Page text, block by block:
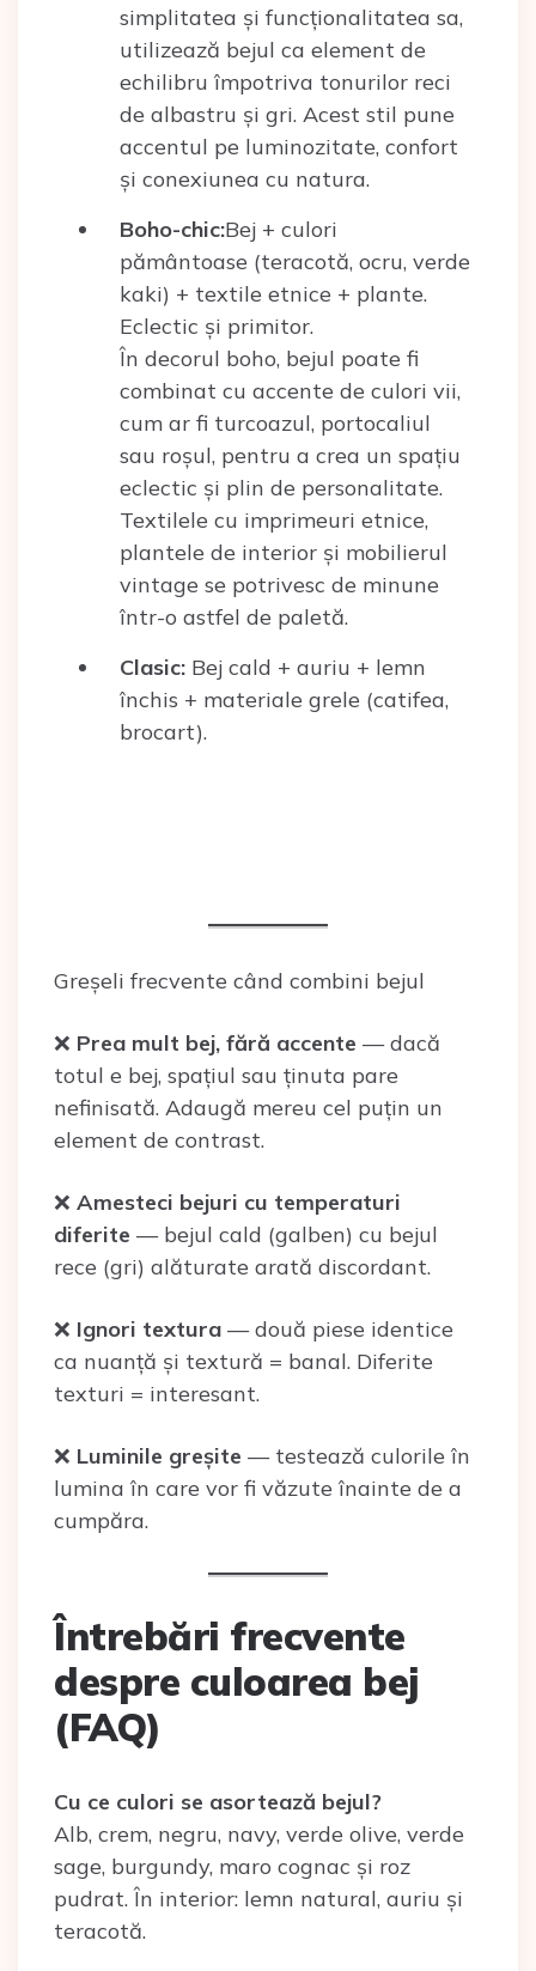
simplitatea și funcționalitatea sa,
utilizează bejul ca element de
echilibru împotriva tonurilor reci
de albastru și gri. Acest stil pune
accentul pe luminozitate, confort
și conexiunea cu natura.
Boho-chic:Bej + culori
pământoase (teracotă, ocru, verde
kaki) + textile etnice + plante.
Eclectic și primitor.
În decorul boho, bejul poate fi
combinat cu accente de culori vii,
cum ar fi turcoazul, portocaliul
sau roșul, pentru a crea un spațiu
eclectic și plin de personalitate.
Textilele cu imprimeuri etnice,
plantele de interior și mobilierul
vintage se potrivesc de minune
într-o astfel de paletă.
Clasic: Bej cald + auriu + lemn
închis + materiale grele (catifea,
brocart).
Greșeli frecvente când combini bejul
❌ Prea mult bej, fără accente — dacă
totul e bej, spațiul sau ținuta pare
nefinisată. Adaugă mereu cel puțin un
element de contrast.
❌ Amesteci bejuri cu temperaturi
diferite — bejul cald (galben) cu bejul
rece (gri) alăturate arată discordant.
❌ Ignori textura — două piese identice
ca nuanță și textură = banal. Diferite
texturi = interesant.
❌ Luminile greșite — testează culorile în
lumina în care vor fi văzute înainte de a
cumpăra.
Întrebări frecvente
despre culoarea bej
(FAQ)
Cu ce culori se asortează bejul?
Alb, crem, negru, navy, verde olive, verde
sage, burgundy, maro cognac și roz
pudrat. În interior: lemn natural, auriu și
teracotă.